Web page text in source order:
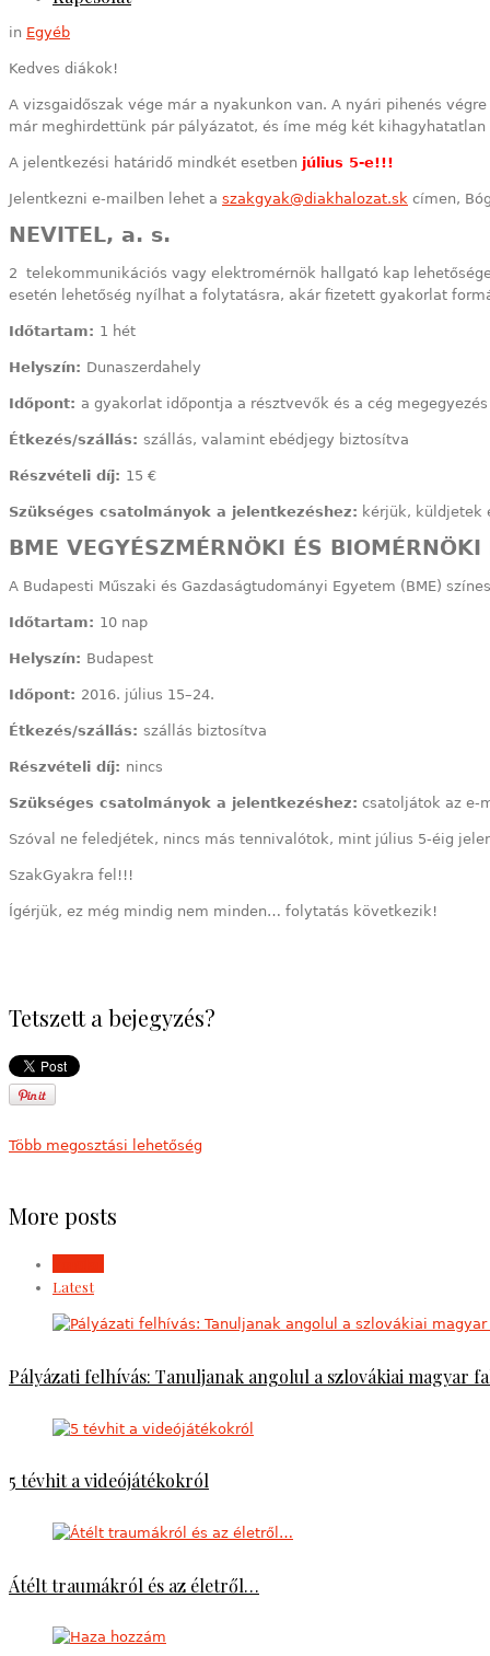
in Egyéb
Kedves diákok!
A vizsgaidőszak vége már a nyakunkon van. A nyári pihenés
már meghirdettünk pár pályázatot, és íme még két kihagyhatatlan
A jelentkezési határidő mindkét esetben július 5-e!!!
Jelentkezni e-mailben lehet a szakgyak@diakhalozat.sk címen,
NEVITEL, a. s.
2 telekommunikációs vagy elektromérnök hallgató kap
esetén lehetőség nyílhat a folytatásra, akár fizetett gyakorlat
Időtartam: 1 hét
Helyszín: Dunaszerdahely
Időpont: a gyakorlat időpontja a résztvevők és a cég
Étkezés/szállás: szállás, valamint ebédjegy biztosítva
Részvételi díj: 15 €
Szükséges csatolmányok a jelentkezéshez: kérjük, küldjetek
BME VEGYÉSZMÉRNÖKI ÉS BIOMÉRNÖKI
A Budapesti Műszaki és Gazdaságtudományi Egyetem (BME)
Időtartam: 10 nap
Helyszín: Budapest
Időpont: 2016. július 15–24.
Étkezés/szállás: szállás biztosítva
Részvételi díj: nincs
Szükséges csatolmányok a jelentkezéshez: csatoljátok az e-
Szóval ne feledjétek, nincs más tennivalótok, mint július 5-éig
SzakGyakra fel!!!
Ígérjük, ez még mindig nem minden… folytatás következik!
Tetszett a bejegyzés?
Több megosztási lehetőség
More posts
Latest
Pályázati felhívás: Tanuljanak angolul a szlovákiai magyar
5 tévhit a videójátékokról
Átélt traumákról és az életről…